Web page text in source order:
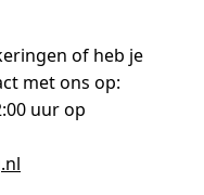
of heb je
met ons op:
uur op